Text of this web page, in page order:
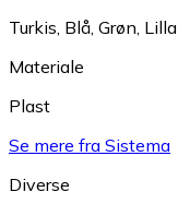
Turkis Blå Grøn Lilla
Materiale
Plast
Se mere fra Sistema
Diverse